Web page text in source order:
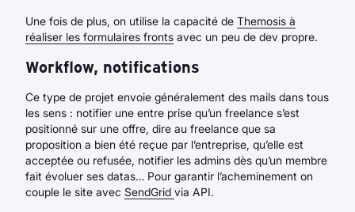
Une fois de plus, on utilise la capacité de Themosis à
réaliser les formulaires fronts avec un peu de dev propre.
Workflow, notifications
Ce type de projet envoie généralement des mails dans tous
les sens : notifier une entre prise qu’un freelance s’est
positionné sur une offre, dire au freelance que sa
proposition a bien été reçue par l’entreprise, qu’elle est
acceptée ou refusée, notifier les admins dès qu’un membre
fait évoluer ses datas… Pour garantir l’acheminement on
couple le site avec SendGrid via API.